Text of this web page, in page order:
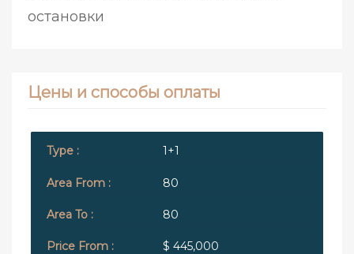
остановки
Цены и способы оплаты
1+1
80
80
$ 445,000